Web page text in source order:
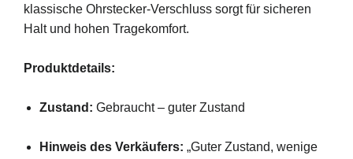
klassische Ohrstecker-Verschluss sorgt für sicheren
Halt und hohen Tragekomfort.
Produktdetails:
Zustand: Gebraucht – guter Zustand
Hinweis des Verkäufers: „Guter Zustand, wenige